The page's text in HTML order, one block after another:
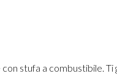
stufa a combustibile.